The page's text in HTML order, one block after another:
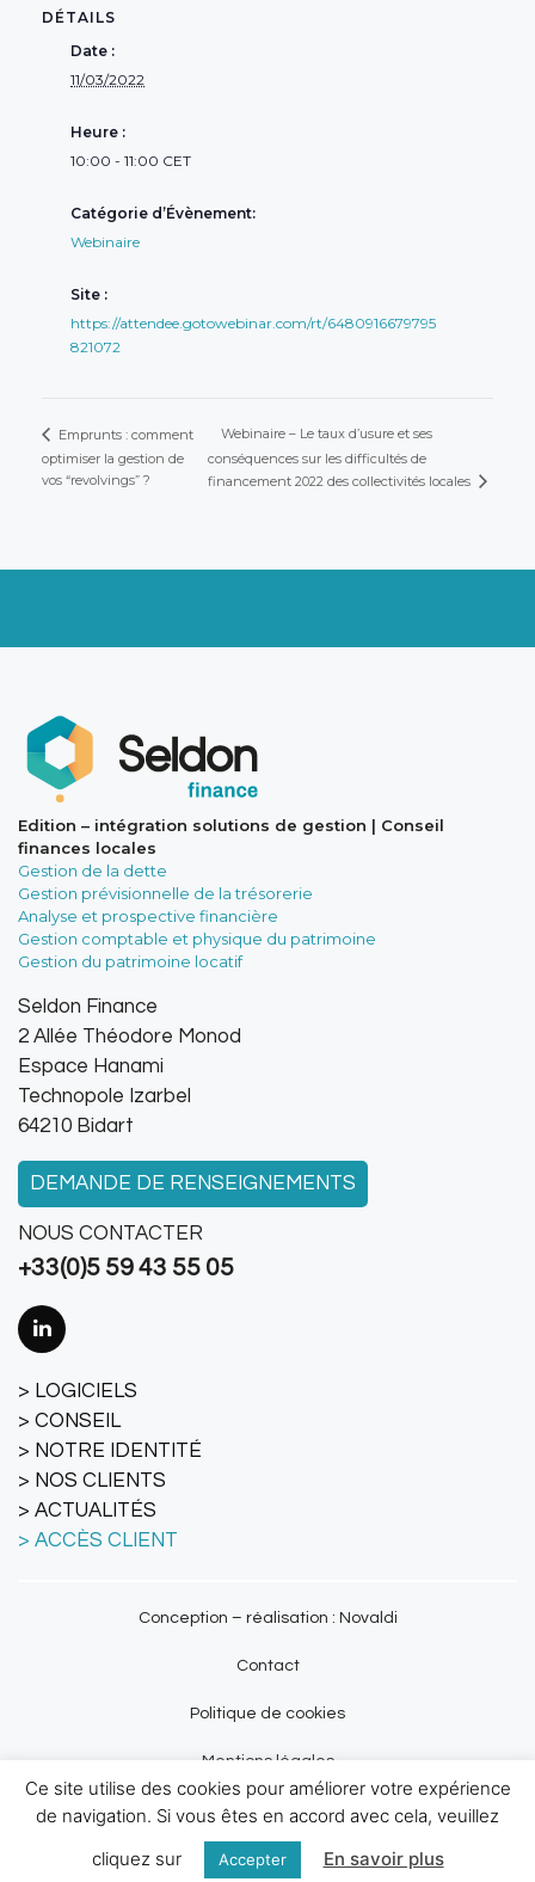
DÉTAILS
Date :
11/03/2022
Heure :
10:00 - 11:00 CET
Catégorie d’Évènement:
Webinaire
Site :
https://attendee.gotowebinar.com/rt/6480916679795
821072
Emprunts : comment
optimiser la gestion de
vos “revolvings” ?
Webinaire – Le taux d’usure et ses
conséquences sur les difficultés de
financement 2022 des collectivités locales
Edition – intégration solutions de gestion | Conseil
finances locales
Gestion de la dette
Gestion prévisionnelle de la trésorerie
Analyse et prospective financière
Gestion comptable et physique du patrimoine
Gestion du patrimoine locatif
Seldon Finance
2 Allée Théodore Monod
Espace Hanami
Technopole Izarbel
64210 Bidart
DEMANDE DE RENSEIGNEMENTS
NOUS CONTACTER
+33(0)5 59 43 55 05
LOGICIELS
CONSEIL
NOTRE IDENTITÉ
NOS CLIENTS
ACTUALITÉS
ACCÈS CLIENT
Conception – réalisation : Novaldi
Contact
Politique de cookies
Mentions légales
Plan du site
Politique de sécurité
Ce site utilise des cookies pour améliorer votre expérience
de navigation. Si vous êtes en accord avec cela, veuillez
cliquez sur
Accepter En savoir plus